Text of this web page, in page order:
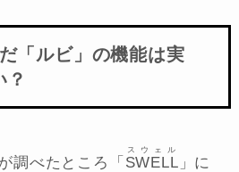
「ルビ」の機能は実
？
調べたところ「 SWELL
スウェル
」に